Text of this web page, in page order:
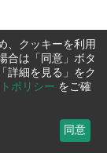
、クッキーを利用
合は「同意」ボタ
詳細を見る」をク
ポリシー をご確
同意